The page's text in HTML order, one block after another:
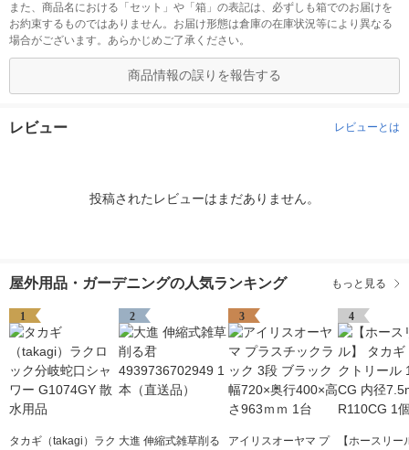
また、商品名における「セット」や「箱」の表記は、必ずしも箱でのお届けを
お約束するものではありません。お届け形態は倉庫の在庫状況等により異なる
場合がございます。あらかじめご了承ください。
商品情報の誤りを報告する
レビュー レビューとは
投稿されたレビューはまだありません。
屋外用品・ガーデニングの人気ランキング もっと見る
1
タカギ（takagi）ラク
2
大進 伸縮式雑草削る
3
アイリスオーヤマ プ
4
【ホースリー